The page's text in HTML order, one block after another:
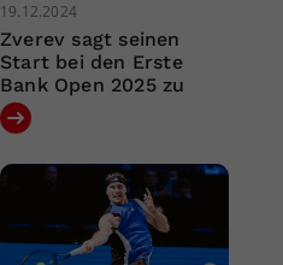
19.12.2024
Zverev sagt seinen
Start bei den Erste
Bank Open 2025 zu